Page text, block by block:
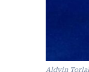
Aldvin